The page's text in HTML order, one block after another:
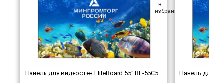
Панель для видеостен EliteBoard 55" BE-55C5 Панель